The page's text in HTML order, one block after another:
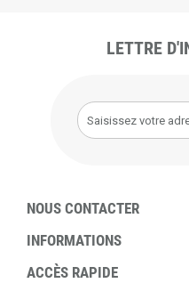
LETTRE
NOUS CONTACTER
INFORMATIONS
ACCÈS RAPIDE